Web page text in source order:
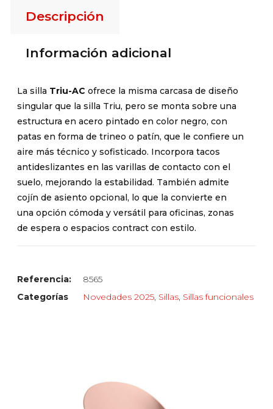
Descripción
Información adicional
La silla Triu-AC ofrece la misma carcasa de diseño
singular que la silla Triu, pero se monta sobre una
estructura en acero pintado en color negro, con
patas en forma de trineo o patín, que le confiere un
aire más técnico y sofisticado. Incorpora tacos
antideslizantes en las varillas de contacto con el
suelo, mejorando la estabilidad. También admite
cojín de asiento opcional, lo que la convierte en
una opción cómoda y versátil para oficinas, zonas
de espera o espacios contract con estilo.
Referencia:
8565
Categorías
Novedades 2025, Sillas, Sillas funcionales